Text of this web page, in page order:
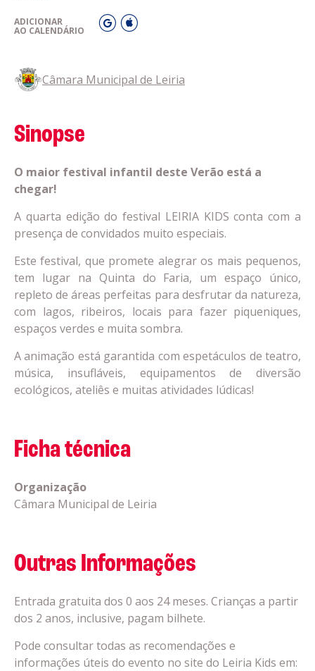
ADICIONAR
AO CALENDÁRIO
Câmara Municipal de Leiria
Sinopse
O maior festival infantil deste Verão está a
chegar!
A quarta edição do festival LEIRIA KIDS conta com a
presença de convidados muito especiais.
Este festival, que promete alegrar os mais pequenos,
tem lugar na Quinta do Faria, um espaço único,
repleto de áreas perfeitas para desfrutar da natureza,
com lagos, ribeiros, locais para fazer piqueniques,
espaços verdes e muita sombra.
A animação está garantida com espetáculos de teatro,
música, insufláveis, equipamentos de diversão
ecológicos, ateliês e muitas atividades lúdicas!
Ficha técnica
Organização
Câmara Municipal de Leiria
Outras Informações
Entrada gratuita dos 0 aos 24 meses. Crianças a partir
dos 2 anos, inclusive, pagam bilhete.
Pode consultar todas as recomendações e
informações úteis do evento no site do Leiria Kids em: